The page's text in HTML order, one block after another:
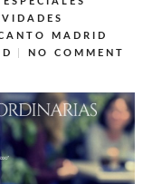
MADRID
NO COMMENT